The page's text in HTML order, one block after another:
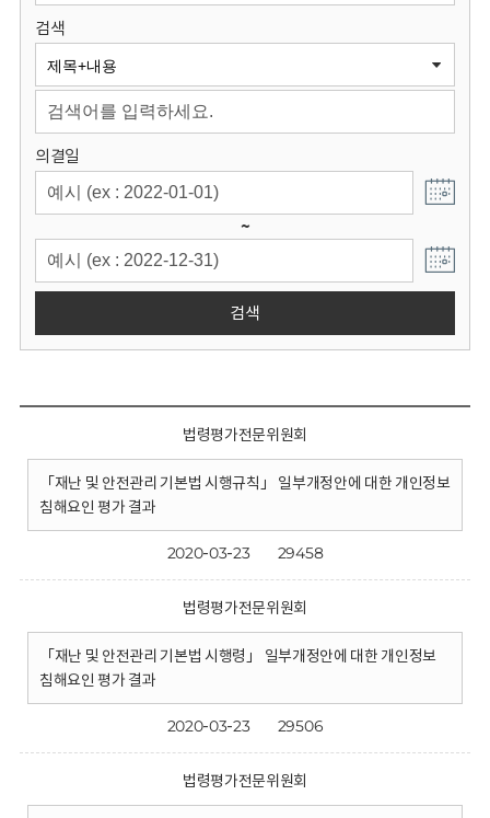
원
회
검색
의결일
~
검색
법령평가전문위원회
「재난 및 안전관리 기본법 시행규칙」 일부개정안에 대한 개인정보
침해요인 평가 결과
2020-03-23 29458
법령평가전문위원회
「재난 및 안전관리 기본법 시행령」 일부개정안에 대한 개인정보
침해요인 평가 결과
2020-03-23 29506
법령평가전문위원회